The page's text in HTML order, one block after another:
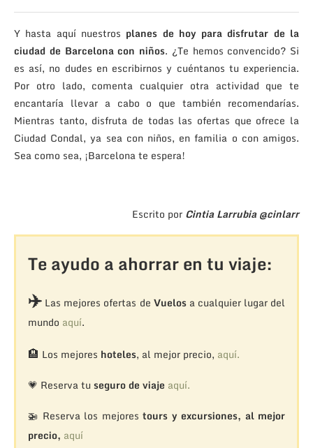
Y hasta aquí nuestros planes de hoy para disfrutar de la
ciudad de Barcelona con niños. ¿Te hemos convencido? Si
es así, no dudes en escribirnos y cuéntanos tu experiencia.
Por otro lado, comenta cualquier otra actividad que te
encantaría llevar a cabo o que también recomendarías.
Mientras tanto, disfruta de todas las ofertas que ofrece la
Ciudad Condal, ya sea con niños, en familia o con amigos.
Sea como sea, ¡Barcelona te espera!
Escrito por Cintia Larrubia @cinlarr
Te ayudo a ahorrar en tu viaje:
✈️Las mejores ofertas de Vuelosa cualquier lugar del
mundo aquí.
🏨 Los mejores hoteles, al mejor precio, aquí.
💗 Reserva tu seguro de viaje aquí.
🚁 Reserva los mejorestours y excursiones, al mejor
precio, aquí